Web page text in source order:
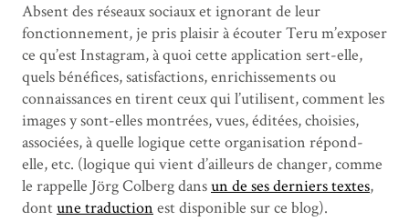
Absent des réseaux sociaux et ignorant de leur
fonctionnement, je pris plaisir à écouter Teru m’exposer
ce qu’est Instagram, à quoi cette application sert-elle,
quels bénéfices, satisfactions, enrichissements ou
connaissances en tirent ceux qui l’utilisent, comment les
images y sont-elles montrées, vues, éditées, choisies,
associées, à quelle logique cette organisation répond-
elle, etc. (logique qui vient d’ailleurs de changer, comme
le rappelle Jörg Colberg dansun de ses derniers textes,
dontune traduction est disponible sur ce blog).